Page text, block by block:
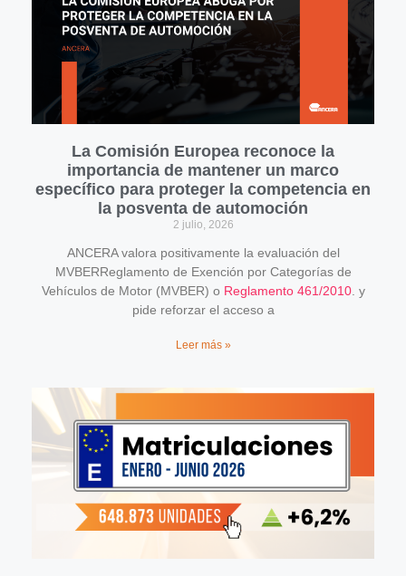
La Comisión Europea reconoce la
importancia de mantener un marco
específico para proteger la competencia en
la posventa de automoción
2 julio, 2026
ANCERA valora positivamente la evaluación del
MVBERReglamento de Exención por Categorías de
Vehículos de Motor (MVBER) o Reglamento 461/2010. y
pide reforzar el acceso a
Leer más »